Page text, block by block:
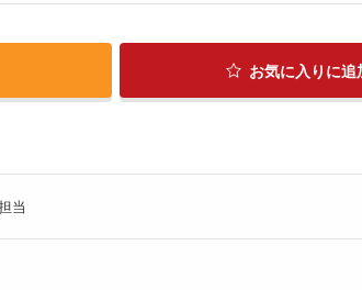
お気に入り に追
当